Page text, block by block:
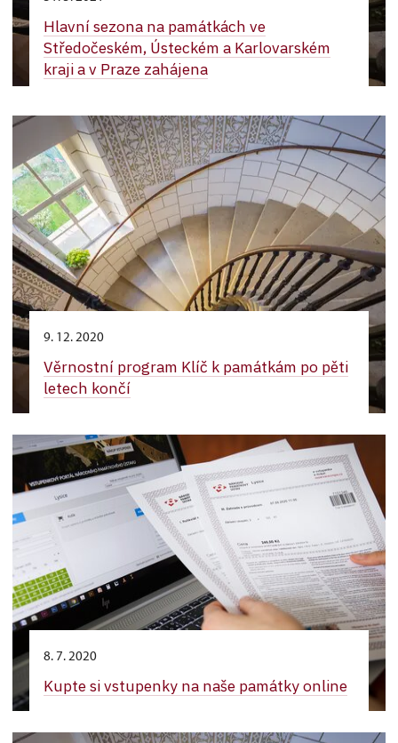
Hlavní sezona na památkách ve
Středočeském, Ústeckém a Karlovarském
kraji a v Praze zahájena
9. 12. 2020
Věrnostní program Klíč k památkám po pěti
letech končí
8. 7. 2020
Kupte si vstupenky na naše památky online